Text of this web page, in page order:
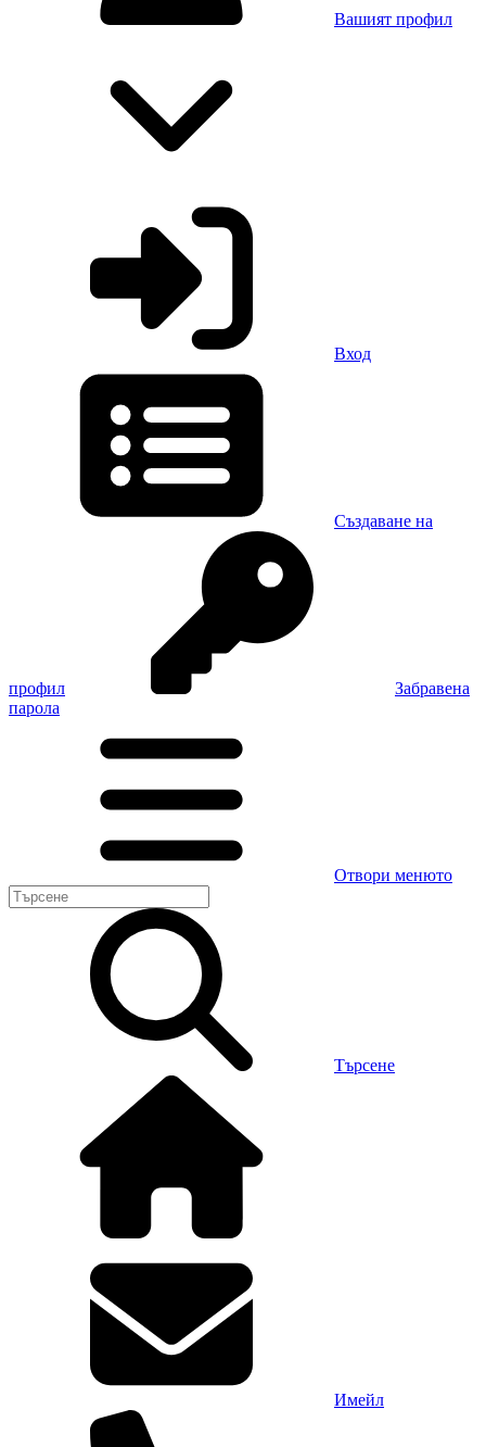
Вашият профил
Вход
Създаване на
профил
Забравена
парола
Отвори менюто
Търсене
Имейл